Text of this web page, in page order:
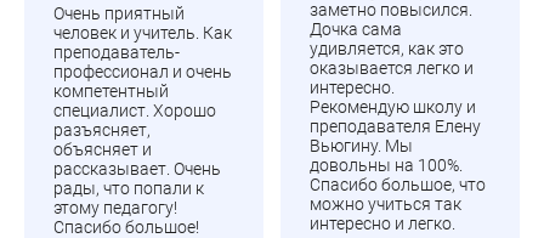
Очень приятный
человек и учитель. Как
преподаватель-
профессионал и очень
компетентный
специалист. Хорошо
разъясняет,
объясняет и
рассказывает. Очень
рады, что попали к
этому педагогу!
Спасибо большое!
заметно повысился.
Дочка сама
удивляется, как это
оказывается легко и
интересно.
Рекомендую школу и
преподавателя Елену
Вьюгину. Мы
довольны на 100%.
Спасибо большое, что
можно учиться так
интересно и легко.